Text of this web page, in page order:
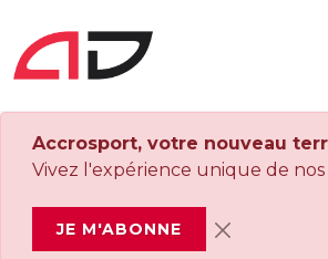
Accrosport, votre nouveau
Vivez l'expérience unique de nos
JE M'ABONNE